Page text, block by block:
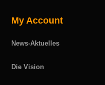
My Account
News-Aktuelles
Die Vision